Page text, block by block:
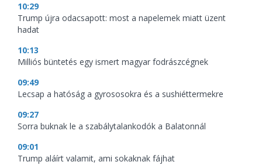
10:29
Trump újra odacsapott: most a napelemek miatt üzent
hadat
10:13
Milliós büntetés egy ismert magyar fodrászcégnek
09:49
Lecsap a hatóság a gyrososokra és a sushiéttermekre
09:27
Sorra buknak le a szabálytalankodók a Balatonnál
09:01
Trump aláírt valamit, ami sokaknak fájhat